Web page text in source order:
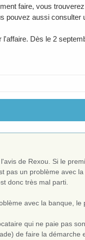
faire, vous
pouvez aussi consulter
l'affaire. Dès le 2
de Rexou. Si le
pas un problème avec
donc très mal parti.
avec la banque,
qui ne paie pas
de faire la démarche